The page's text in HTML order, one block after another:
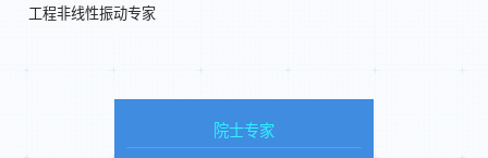
工程非线性振动专家
院士专家